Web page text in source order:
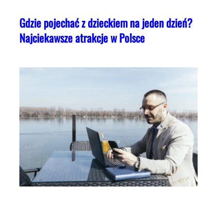
Gdzie pojechać z dzieckiem na jeden dzień?
Najciekawsze atrakcje w Polsce